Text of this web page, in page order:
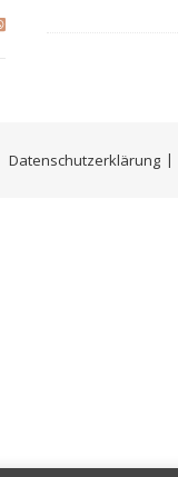
Datenschutzerklärung